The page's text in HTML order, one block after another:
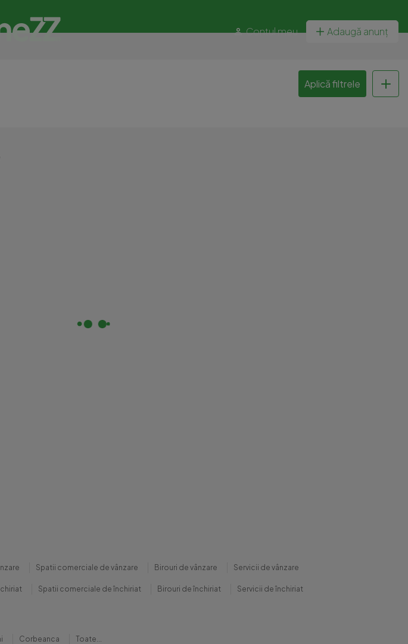
Contul meu Adaugă anunț
Aplică filtrele
Spatii comerciale de vânzare Birouri de vânzare Servicii de vânzare
Spatii comerciale de închiriat Birouri de închiriat Servicii de închiriat
Corbeanca Toate...